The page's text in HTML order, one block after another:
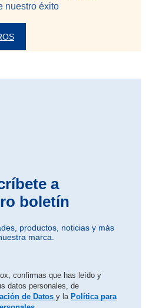
nuestro éxito
a
boletín
productos, noticias y más
marca.
confirmas que has leído y
datos personales, de
de Datos y la Política para